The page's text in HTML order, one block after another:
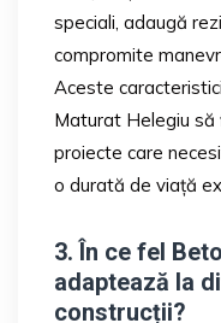
speciali, adaugă
compromite
Aceste
Maturat Helegiu
proiecte care
o durată de viață
3. În ce fel
adaptează la
construcții?